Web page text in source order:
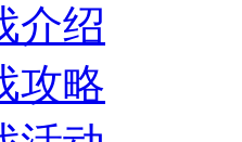
介绍
攻略